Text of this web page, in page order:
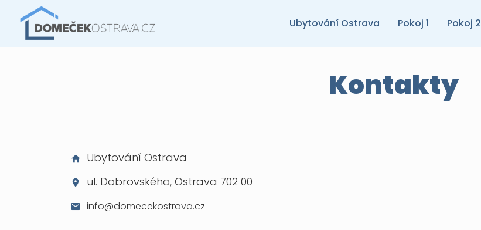
Ubytování Ostrava Pokoj 1 Pokoj 2
Kontakty
Ubytování Ostrava
ul. Dobrovského, Ostrava 702 00
info@domecekostrava.cz